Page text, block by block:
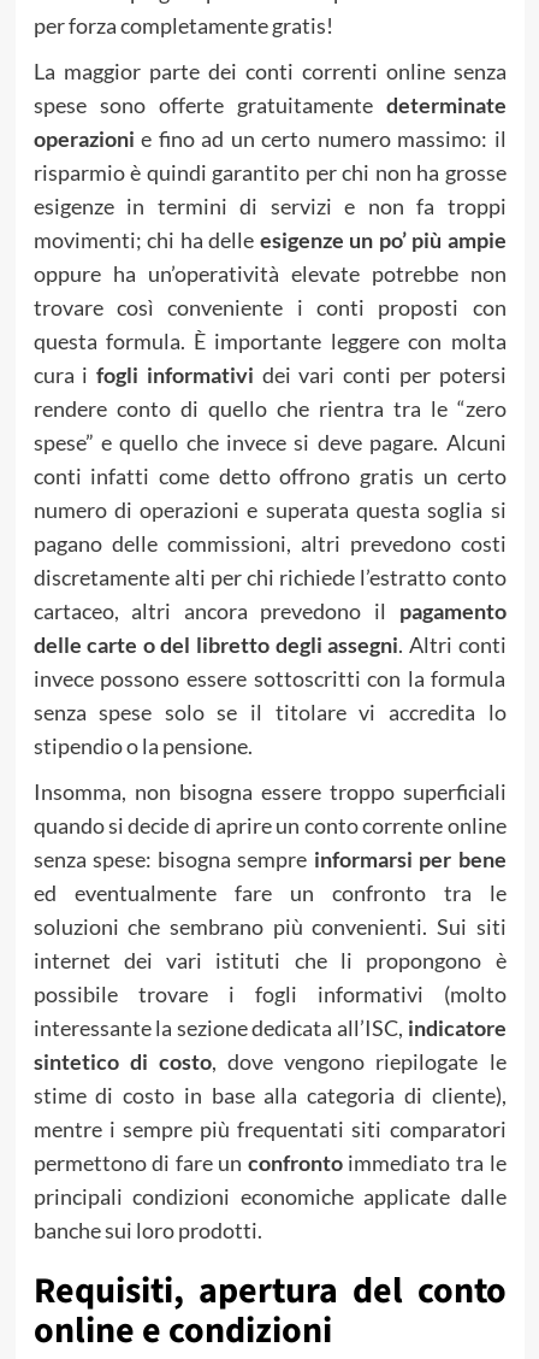
per forza completamente gratis!
La maggior parte dei conti correnti online senza
spese sono offerte gratuitamente determinate
operazioni e fino ad un certo numero massimo: il
risparmio è quindi garantito per chi non ha grosse
esigenze in termini di servizi e non fa troppi
movimenti; chi ha delle esigenze un po’ più ampie
oppure ha un’operatività elevate potrebbe non
trovare così conveniente i conti proposti con
questa formula. È importante leggere con molta
cura i fogli informativi dei vari conti per potersi
rendere conto di quello che rientra tra le “zero
spese” e quello che invece si deve pagare. Alcuni
conti infatti come detto offrono gratis un certo
numero di operazioni e superata questa soglia si
pagano delle commissioni, altri prevedono costi
discretamente alti per chi richiede l’estratto conto
cartaceo, altri ancora prevedono il pagamento
delle carte o del libretto degli assegni. Altri conti
invece possono essere sottoscritti con la formula
senza spese solo se il titolare vi accredita lo
stipendio o la pensione.
Insomma, non bisogna essere troppo superficiali
quando si decide di aprire un conto corrente online
senza spese: bisogna sempre informarsi per bene
ed eventualmente fare un confronto tra le
soluzioni che sembrano più convenienti. Sui siti
internet dei vari istituti che li propongono è
possibile trovare i fogli informativi (molto
interessante la sezione dedicata all’ISC, indicatore
sintetico di costo, dove vengono riepilogate le
stime di costo in base alla categoria di cliente),
mentre i sempre più frequentati siti comparatori
permettono di fare un confrontoimmediato tra le
principali condizioni economiche applicate dalle
banche sui loro prodotti.
Requisiti, apertura del conto
online e condizioni